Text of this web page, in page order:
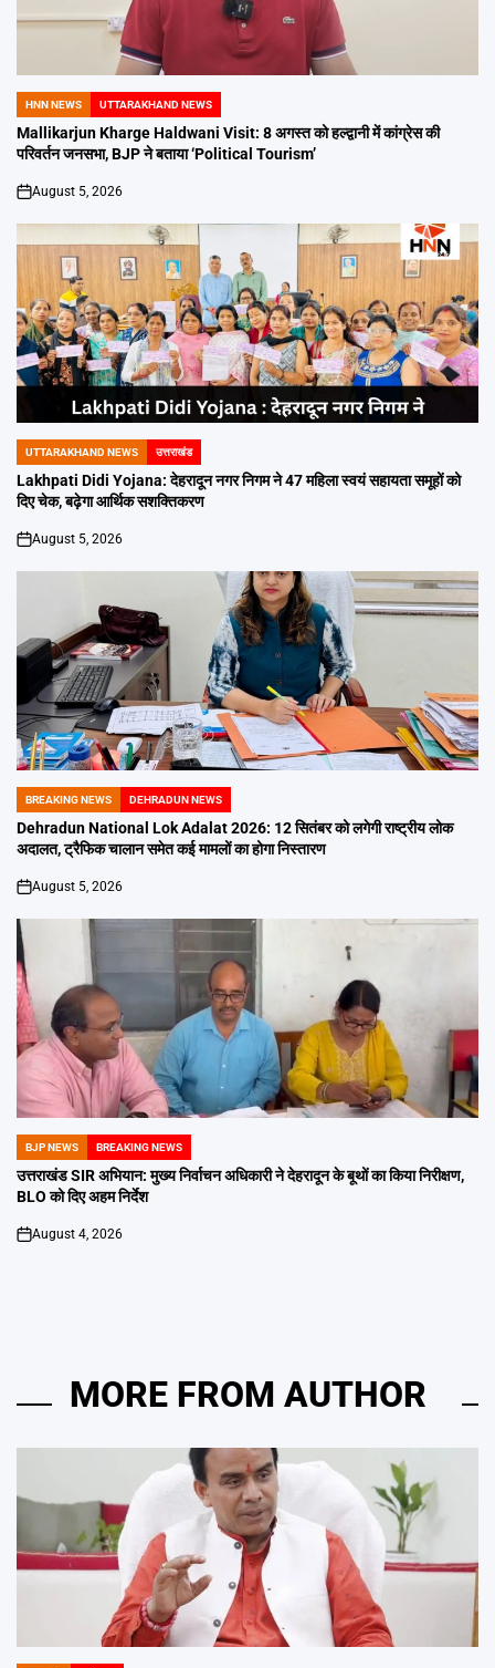
POSTED
IN
HNN NEWS UTTARAKHAND NEWS
Mallikarjun Kharge Haldwani Visit: 8 अगस्त को हल्द्वानी में कांग्रेस की
परिवर्तन जनसभा, BJP ने बताया ‘Political Tourism’
on
August 5, 2026
POSTED
IN
UTTARAKHAND NEWS उत्तराखंड
Lakhpati Didi Yojana: देहरादून नगर निगम ने 47 महिला स्वयं सहायता समूहों को
दिए चेक, बढ़ेगा आर्थिक सशक्तिकरण
on
August 5, 2026
POSTED
IN
BREAKING NEWS DEHRADUN NEWS
Dehradun National Lok Adalat 2026: 12 सितंबर को लगेगी राष्ट्रीय लोक
अदालत, ट्रैफिक चालान समेत कई मामलों का होगा निस्तारण
on
August 5, 2026
POSTED
IN
BJP NEWS BREAKING NEWS
उत्तराखंड SIR अभियान: मुख्य निर्वाचन अधिकारी ने देहरादून के बूथों का किया निरीक्षण,
BLO को दिए अहम निर्देश
on
August 4, 2026
MORE FROM AUTHOR